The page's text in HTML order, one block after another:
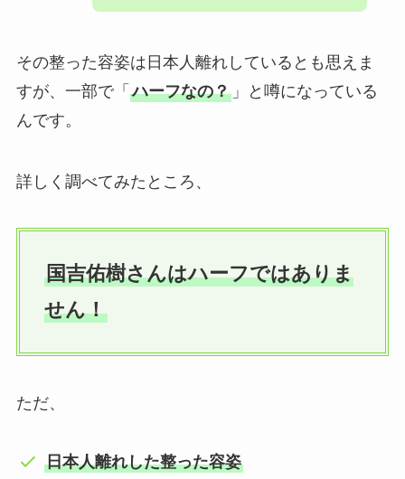
その整った容姿は日本人離れしているとも思えま
すが、一部で「 ハーフなの？」と噂になっている
んです。
詳しく調べてみたところ、
国吉佑樹さんはハーフではありま
せん！
ただ、
日本人離れした整った容姿